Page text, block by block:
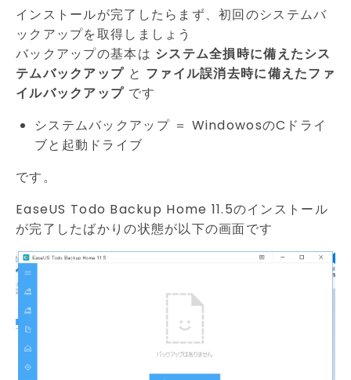
インストールが完了したらまず、初回のシステムバ
ックアップを取得しましょう
バックアップの基本は システム全損時に備えたシス
テムバックアップ と ファイル誤消去時に備えたファ
イルバックアップ です
システムバックアップ ＝ WindowosのCドライ
ブと起動ドライブ
です。
EaseUS Todo Backup Home 11.5のインストール
が完了したばかりの状態が以下の画面です